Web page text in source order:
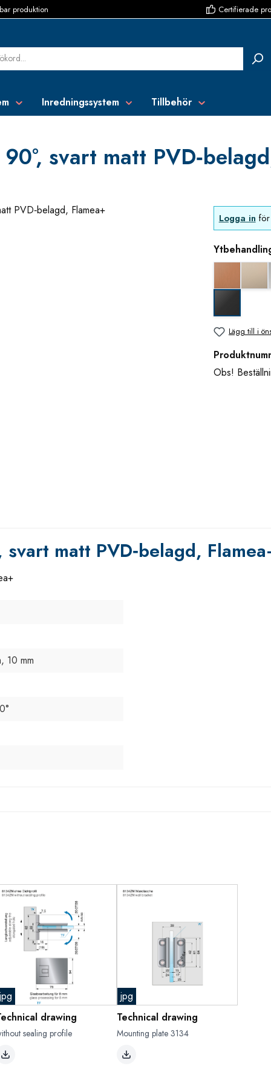
produktion Certifierade
Inredningssystem Tillbehör
svart matt
Logga in
Lägg till i
Obs!
matt PVD‑belagd,
10 mm
jpg
drawing
sealing profile
jpg
Technical drawing
Mounting plate 3134